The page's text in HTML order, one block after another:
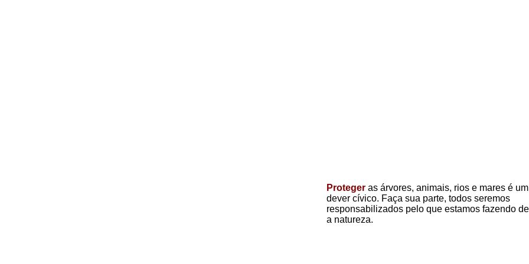
Proteger as árvores, animais, rios e mares é um
dever cívico. Faça sua parte, todos seremos
responsabilizados pelo que estamos fazendo
a natureza.